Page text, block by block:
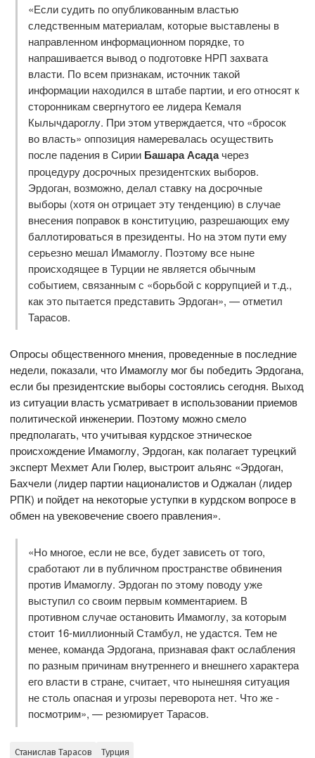
«Если судить по опубликованным властью
следственным материалам, которые выставлены в
направленном информационном порядке, то
напрашивается вывод о подготовке НРП захвата
власти. По всем признакам, источник такой
информации находился в штабе партии, и его относят к
сторонникам свергнутого ее лидера Кемаля
Кылычдароглу. При этом утверждается, что «бросок
во власть» оппозиция намеревалась осуществить
после падения в Сирии Башара Асадачерез
процедуру досрочных президентских выборов.
Эрдоган, возможно, делал ставку на досрочные
выборы (хотя он отрицает эту тенденцию) в случае
внесения поправок в конституцию, разрешающих ему
баллотироваться в президенты. Но на этом пути ему
серьезно мешал Имамоглу. Поэтому все ныне
происходящее в Турции не является обычным
событием, связанным с «борьбой с коррупцией и т.д.,
как это пытается представить Эрдоган», — отметил
Тарасов.
Опросы общественного мнения, проведенные в последние
недели, показали, что Имамоглу мог бы победить Эрдогана,
если бы президентские выборы состоялись сегодня. Выход
из ситуации власть усматривает в использовании приемов
политической инженерии. Поэтому можно смело
предполагать, что учитывая курдское этническое
происхождение Имамоглу, Эрдоган, как полагает турецкий
эксперт Мехмет Али Гюлер, выстроит альянс «Эрдоган,
Бахчели (лидер партии националистов и Оджалан (лидер
РПК) и пойдет на некоторые уступки в курдском вопросе в
обмен на увековечение своего правления».
«Но многое, если не все, будет зависеть от того,
сработают ли в публичном пространстве обвинения
против Имамоглу. Эрдоган по этому поводу уже
выступил со своим первым комментарием. В
противном случае остановить Имамоглу, за которым
стоит 16-миллионный Стамбул, не удастся. Тем не
менее, команда Эрдогана, признавая факт ослабления
по разным причинам внутреннего и внешнего характера
его власти в стране, считает, что нынешняя ситуация
не столь опасная и угрозы переворота нет. Что же -
посмотрим», — резюмирует Тарасов.
Станислав Тарасов Турция